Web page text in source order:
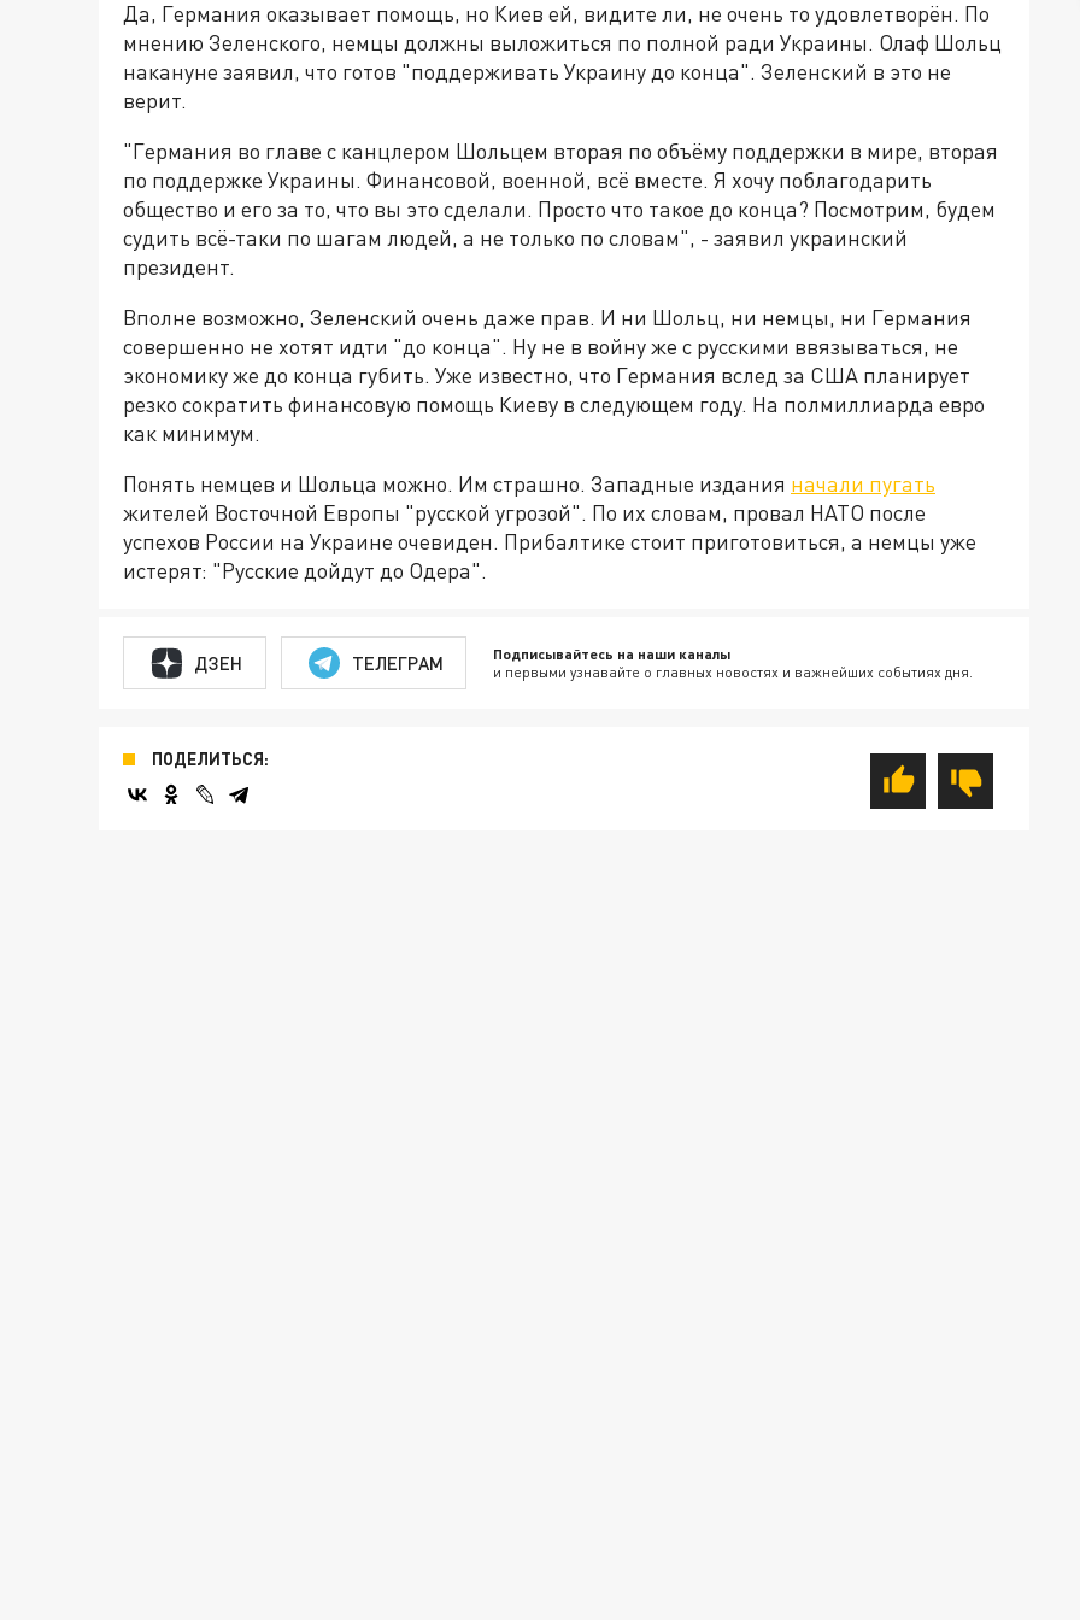
Да, Германия оказывает помощь, но Киев ей, видите ли, не очень то удовлетворён. По
мнению Зеленского, немцы должны выложиться по полной ради Украины. Олаф Шольц
накануне заявил, что готов "поддерживать Украину до конца". Зеленский в это не
верит.
"Германия во главе с канцлером Шольцем вторая по объёму поддержки в мире, вторая
по поддержке Украины. Финансовой, военной, всё вместе. Я хочу поблагодарить
общество и его за то, что вы это сделали. Просто что такое до конца? Посмотрим, будем
судить всё-таки по шагам людей, а не только по словам", - заявил украинский
президент.
Вполне возможно, Зеленский очень даже прав. И ни Шольц, ни немцы, ни Германия
совершенно не хотят идти "до конца". Ну не в войну же с русскими ввязываться, не
экономику же до конца губить. Уже известно, что Германия вслед за США планирует
резко сократить финансовую помощь Киеву в следующем году. На полмиллиарда евро
как минимум.
Понять немцев и Шольца можно. Им страшно. Западные издания начали пугать
жителей Восточной Европы "русской угрозой". По их словам, провал НАТО после
успехов России на Украине очевиден. Прибалтике стоит приготовиться, а немцы уже
истерят: "Русские дойдут до Одера".
ДЗЕН ТЕЛЕГРАМ Подписывайтесь на наши каналы
и первыми узнавайте о главных новостях и важнейших событиях дня.
ПОДЕЛИТЬСЯ: